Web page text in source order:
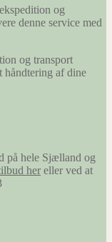
og
denne service med
og transport
af dine
på hele Sjælland og
her eller ved at